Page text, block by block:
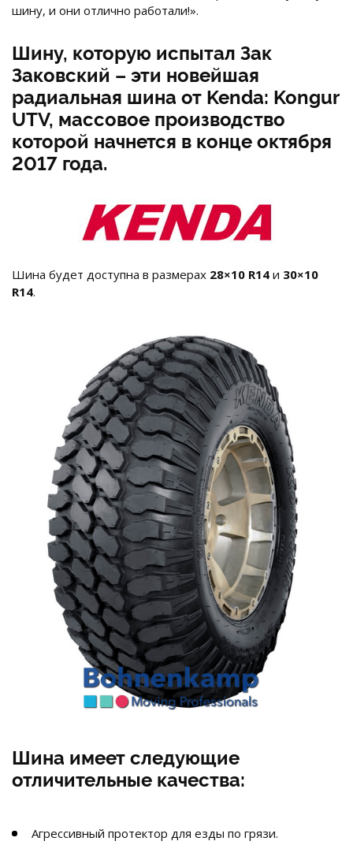
шину, и они отлично работали!».
Шину, которую испытал Зак
Заковский – эти новейшая
радиальная шина от Kenda: Kongur
UTV, массовое производство
которой начнется в конце октября
2017 года.
Шина будет доступна в размерах 28×10 R14 и 30×10
R14.
Шина имеет следующие
отличительные качества:
Агрессивный протектор для езды по грязи.